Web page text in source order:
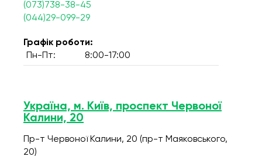
(073)738-38-45
(044)29-099-29
Графік роботи:
Пн-Пт:
8:00-17:00
Україна, м. Київ, проспект Червоної
Калини, 20
Пр-т Червоної Калини, 20 (пр-т Маяковського,
20)